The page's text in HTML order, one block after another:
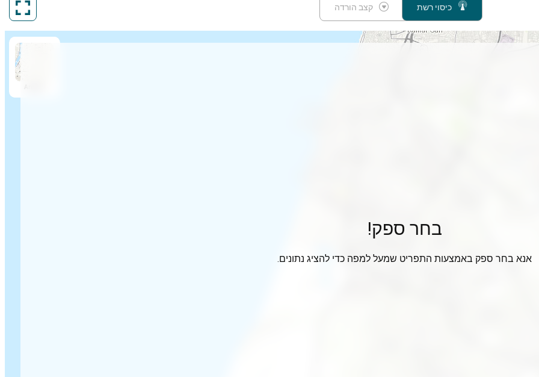
כיסוי רשת קצב הורדה
בחר ספק!
אנא בחר ספק באמצעות התפריט שמעל למפה כדי להציג נתונים.